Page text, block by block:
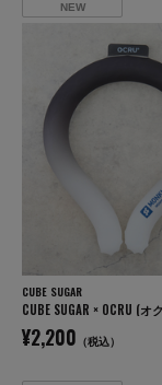
NEW
CUBE SUGAR
¥2,200 （税込）